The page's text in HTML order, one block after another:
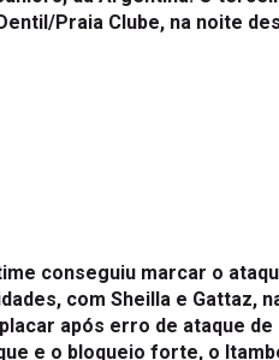
Praia Clube, na noite
conseguiu marcar o
com Sheilla e Gattaz,
após erro de ataque de
e o bloqueio forte, o